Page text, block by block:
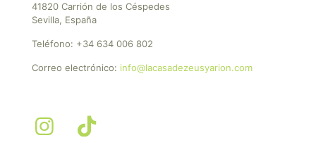
41820 Carrión de los Céspedes
Sevilla, España
Teléfono: +34 634 006 802
Correo electrónico: info@lacasadezeusyarion.com